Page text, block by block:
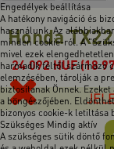
Engedélyek beállítása
A hatékony navigáció és
használunk. Az
minden cookie-ról. A
mivel ezek
harmadik féltől származó
elemzésében, tárolják a
biztosítanak Önnek.
a böngészőjében.
bizonyos cookie-k letiltása
Szükséges Mindig aktív
A szükséges sütik döntő
Honda
24 092HUF (18